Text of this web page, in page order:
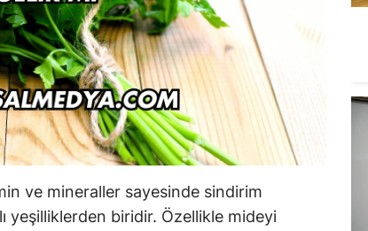
ve mineraller sayesinde sindirim
yeşilliklerden biridir. Özellikle mideyi